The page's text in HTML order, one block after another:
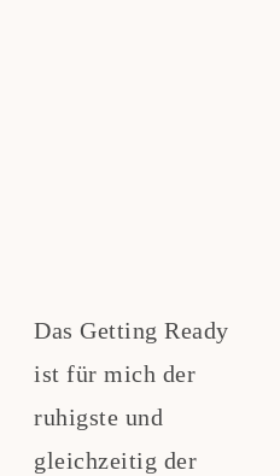
Das Getting Ready
ist für mich der
ruhigste und
gleichzeitig der